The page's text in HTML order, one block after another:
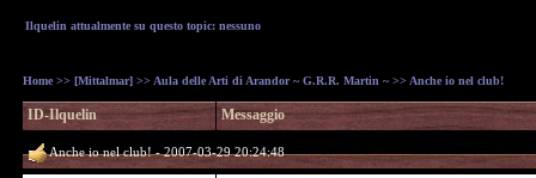
Ilquelin attualmente su questo topic: nessuno
Home >> [Mittalmar] >> Aula delle Arti di Arandor ~ G.R.R. Martin ~ >> Anche io nel club!
ID-Ilquelin Messaggio
Anche io nel club! - 2007-03-29 20:24:48